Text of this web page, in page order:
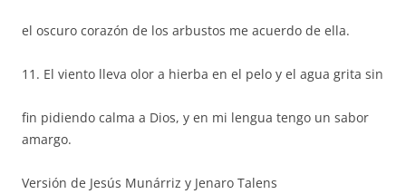
el oscuro corazón de los arbustos me acuerdo de ella.
11. El viento lleva olor a hierba en el pelo y el agua grita sin
fin pidiendo calma a Dios, y en mi lengua tengo un sabor
amargo.
Versión de Jesús Munárriz y Jenaro Talens